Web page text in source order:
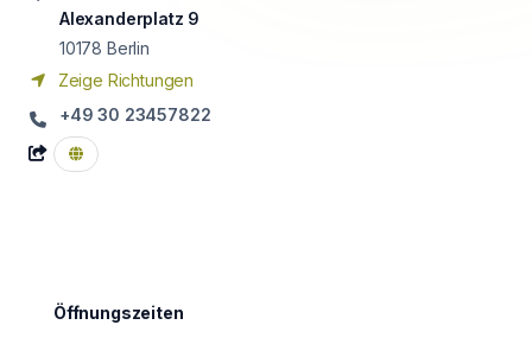
Alexanderplatz 9
10178 Berlin
Zeige Richtungen
+49 30 23457822
Öffnungszeiten